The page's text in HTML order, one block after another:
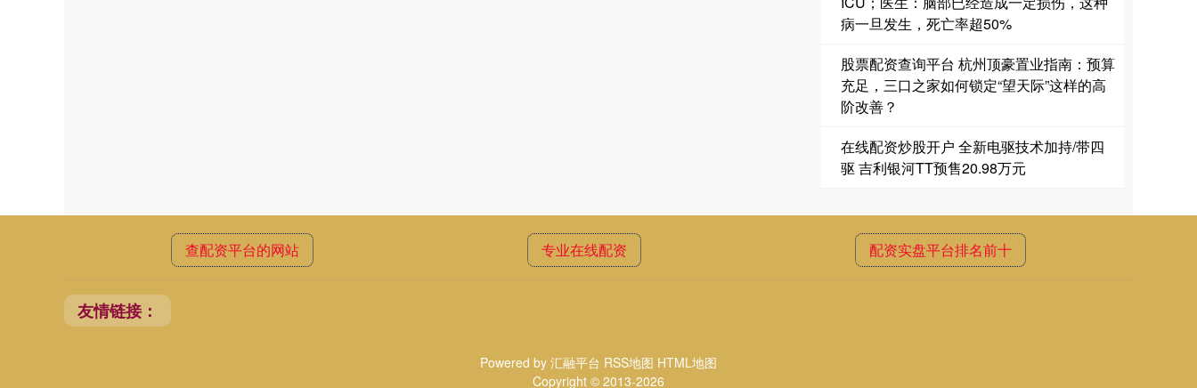
病一旦发生，死亡率超50%
股票配资查询平台 杭州顶豪置业指南：预算
充足，三口之家如何锁定“望天际”这样的高
阶改善？
在线配资炒股开户 全新电驱技术加持/带四
驱 吉利银河TT预售20.98万元
查配资平台的网站 专业在线配资 配资实盘平台排名前十
友情链接：
Powered by 汇融平台 RSS地图 HTML地图
Copyright © 2013-2026